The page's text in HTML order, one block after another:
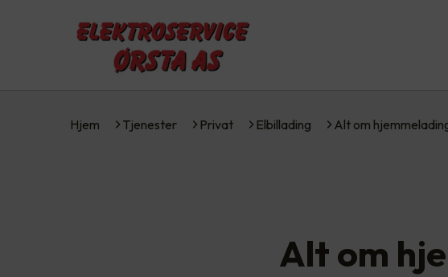
Hjem Tjenester Privat Elbillading Alt om
Alt om